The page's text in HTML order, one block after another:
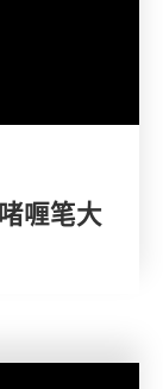
喱笔大